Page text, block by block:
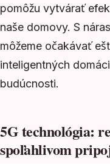
pomôžu vytvárať
naše domovy. S
môžeme očakávať
inteligentných
budúcnosti.
5G technológia:
spoľahlivom